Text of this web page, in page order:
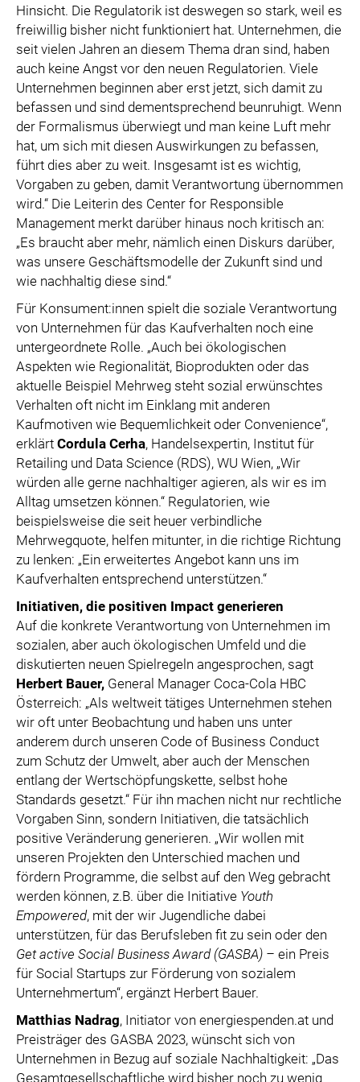
Hinsicht. Die Regulatorik ist deswegen so stark, weil es
freiwillig bisher nicht funktioniert hat. Unternehmen, die
seit vielen Jahren an diesem Thema dran sind, haben
auch keine Angst vor den neuen Regulatorien. Viele
Unternehmen beginnen aber erst jetzt, sich damit zu
befassen und sind dementsprechend beunruhigt. Wenn
der Formalismus überwiegt und man keine Luft mehr
hat, um sich mit diesen Auswirkungen zu befassen,
führt dies aber zu weit. Insgesamt ist es wichtig,
Vorgaben zu geben, damit Verantwortung übernommen
wird.“ Die Leiterin des Center for Responsible
Management merkt darüber hinaus noch kritisch an:
„Es braucht aber mehr, nämlich einen Diskurs darüber,
was unsere Geschäftsmodelle der Zukunft sind und
wie nachhaltig diese sind.“
Für Konsument:innen spielt die soziale Verantwortung
von Unternehmen für das Kaufverhalten noch eine
untergeordnete Rolle. „Auch bei ökologischen
Aspekten wie Regionalität, Bioprodukten oder das
aktuelle Beispiel Mehrweg steht sozial erwünschtes
Verhalten oft nicht im Einklang mit anderen
Kaufmotiven wie Bequemlichkeit oder Convenience“,
erklärt Cordula Cerha, Handelsexpertin, Institut für
Retailing und Data Science (RDS), WU Wien, „Wir
würden alle gerne nachhaltiger agieren, als wir es im
Alltag umsetzen können.“ Regulatorien, wie
beispielsweise die seit heuer verbindliche
Mehrwegquote, helfen mitunter, in die richtige Richtung
zu lenken: „Ein erweitertes Angebot kann uns im
Kaufverhalten entsprechend unterstützen.“
Initiativen, die positiven Impact generieren
Auf die konkrete Verantwortung von Unternehmen im
sozialen, aber auch ökologischen Umfeld und die
diskutierten neuen Spielregeln angesprochen, sagt
Herbert Bauer, General Manager Coca-Cola HBC
Österreich: „Als weltweit tätiges Unternehmen stehen
wir oft unter Beobachtung und haben uns unter
anderem durch unseren Code of Business Conduct
zum Schutz der Umwelt, aber auch der Menschen
entlang der Wertschöpfungskette, selbst hohe
Standards gesetzt.“ Für ihn machen nicht nur rechtliche
Vorgaben Sinn, sondern Initiativen, die tatsächlich
positive Veränderung generieren. „Wir wollen mit
unseren Projekten den Unterschied machen und
fördern Programme, die selbst auf den Weg gebracht
werden können, z.B. über die Initiative Youth
Empowered, mit der wir Jugendliche dabei
unterstützen, für das Berufsleben fit zu sein oder den
Get active Social Business Award (GASBA) – ein Preis
für Social Startups zur Förderung von sozialem
Unternehmertum“, ergänzt Herbert Bauer.
Matthias Nadrag, Initiator von energiespenden.at und
Preisträger des GASBA 2023, wünscht sich von
Unternehmen in Bezug auf soziale Nachhaltigkeit: „Das
Gesamtgesellschaftliche wird bisher noch zu wenig